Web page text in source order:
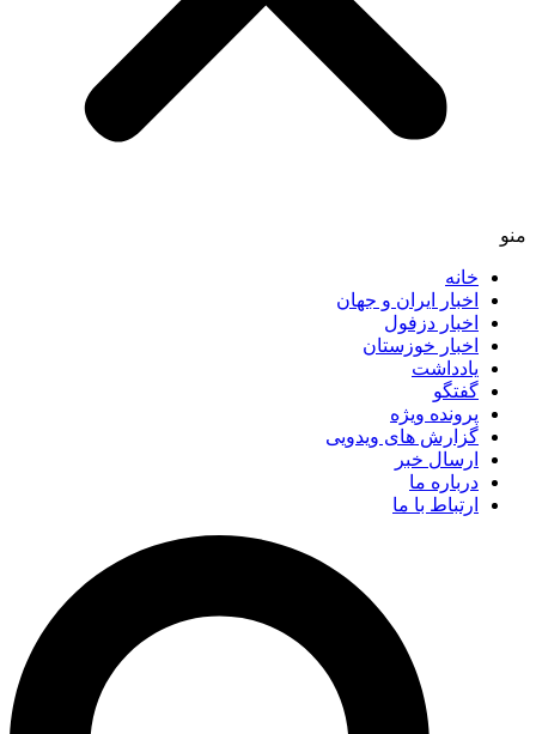
خانه
اخبار ایران و جهان
اخبار دزفول
اخبار خوزستان
یادداشت
گفتگو
پرونده ویژه
گزارش های ویدویی
ارسال خبر
درباره ما
ارتباط با ما